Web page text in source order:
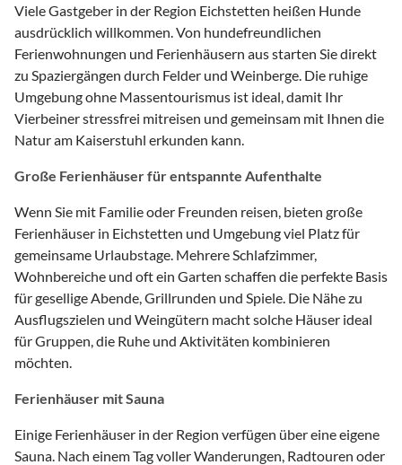
Viele Gastgeber in der Region Eichstetten heißen Hunde
ausdrücklich willkommen. Von hundefreundlichen
Ferienwohnungen und Ferienhäusern aus starten Sie direkt
zu Spaziergängen durch Felder und Weinberge. Die ruhige
Umgebung ohne Massentourismus ist ideal, damit Ihr
Vierbeiner stressfrei mitreisen und gemeinsam mit Ihnen die
Natur am Kaiserstuhl erkunden kann.
Große Ferienhäuser für entspannte Aufenthalte
Wenn Sie mit Familie oder Freunden reisen, bieten große
Ferienhäuser in Eichstetten und Umgebung viel Platz für
gemeinsame Urlaubstage. Mehrere Schlafzimmer,
Wohnbereiche und oft ein Garten schaffen die perfekte Basis
für gesellige Abende, Grillrunden und Spiele. Die Nähe zu
Ausflugszielen und Weingütern macht solche Häuser ideal
für Gruppen, die Ruhe und Aktivitäten kombinieren
möchten.
Ferienhäuser mit Sauna
Einige Ferienhäuser in der Region verfügen über eine eigene
Sauna. Nach einem Tag voller Wanderungen, Radtouren oder